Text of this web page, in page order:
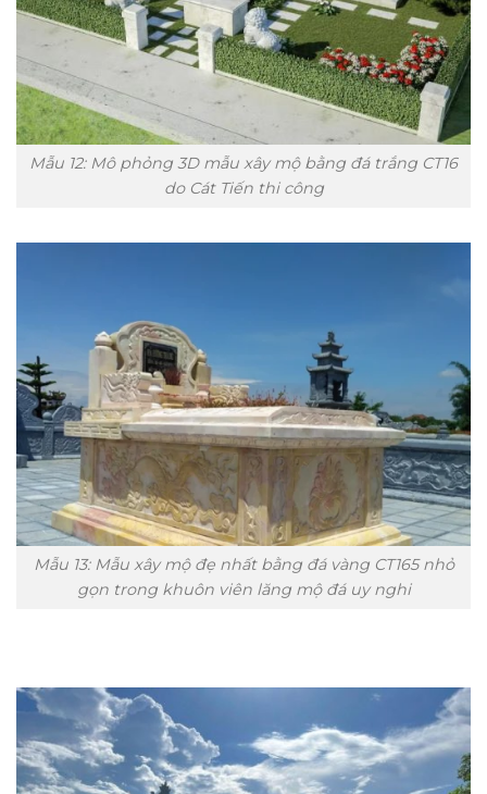
Mẫu 12: Mô phỏng 3D mẫu xây mộ bằng đá trắng CT16
do Cát Tiến thi công
Mẫu 13: Mẫu xây mộ đẹ nhất bằng đá vàng CT165 nhỏ
gọn trong khuôn viên lăng mộ đá uy nghi